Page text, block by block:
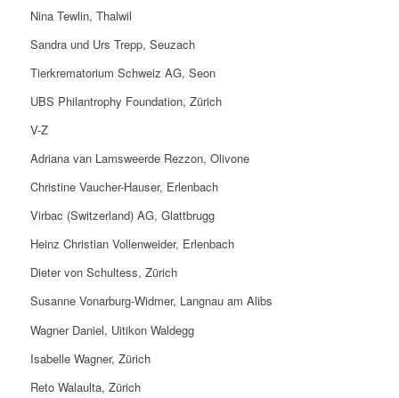
Nina Tewlin, Thalwil
Sandra und Urs Trepp, Seuzach
Tierkrematorium Schweiz AG, Seon
UBS Philantrophy Foundation, Zürich
V-Z
Adriana van Lamsweerde Rezzon, Olivone
Christine Vaucher-Hauser, Erlenbach
Virbac (Switzerland) AG, Glattbrugg
Heinz Christian Vollenweider, Erlenbach
Dieter von Schultess, Zürich
Susanne Vonarburg-Widmer, Langnau am Alibs
Wagner Daniel, Uitikon Waldegg
Isabelle Wagner, Zürich
Reto Walaulta, Zürich